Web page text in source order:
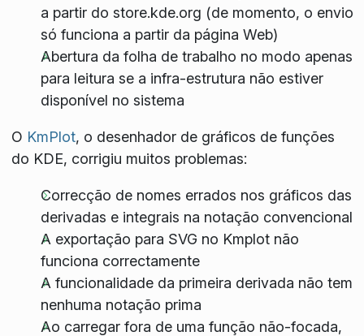
a partir do store.kde.org (de momento, o envio
só funciona a partir da página Web)
Abertura da folha de trabalho no modo apenas
para leitura se a infra-estrutura não estiver
disponível no sistema
O KmPlot, o desenhador de gráficos de funções
do KDE, corrigiu muitos problemas:
Correcção de nomes errados nos gráficos das
derivadas e integrais na notação convencional
A exportação para SVG no Kmplot não
funciona correctamente
A funcionalidade da primeira derivada não tem
nenhuma notação prima
Ao carregar fora de uma função não-focada,